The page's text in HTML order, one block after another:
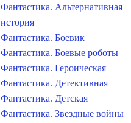
Фантастика. Альтернативная
история
Фантастика. Боевик
Фантастика. Боевые роботы
Фантастика. Героическая
Фантастика. Детективная
Фантастика. Детская
Фантастика. Звездные войны